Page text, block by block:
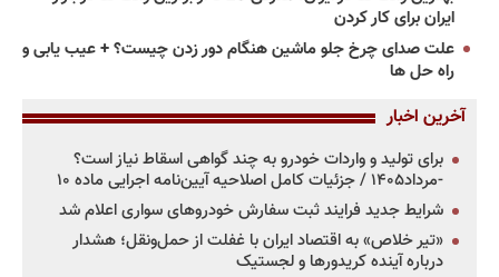
ایران برای کار کردن
علت صدای چرخ جلو ماشین هنگام دور زدن چیست؟ + عیب یابی و
راه حل ها
آخرین اخبار
برای تولید و واردات خودرو به چند گواهی اسقاط نیاز است؟
-مرداد۱۴۰۵ / جزئیات کامل اصلاحیه آیین‌نامه اجرایی ماده ۱۰
شرایط جدید فرایند ثبت سفارش خودروهای سواری اعلام شد
«تیر خلاص» به اقتصاد ایران با غفلت از حمل‌ونقل؛ هشدار
درباره آینده کریدورها و لجستیک